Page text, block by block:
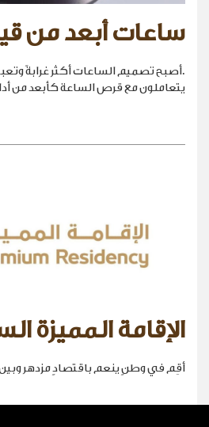
ساعات أبعد من
.أصبح تصميم الساعات أكثر غرابةً
يتعاملون مع قرص الساعة كأبعد من
الإقامة المميزة
أقِم في وطنٍ ينعم باقتصادٍ مزدهر